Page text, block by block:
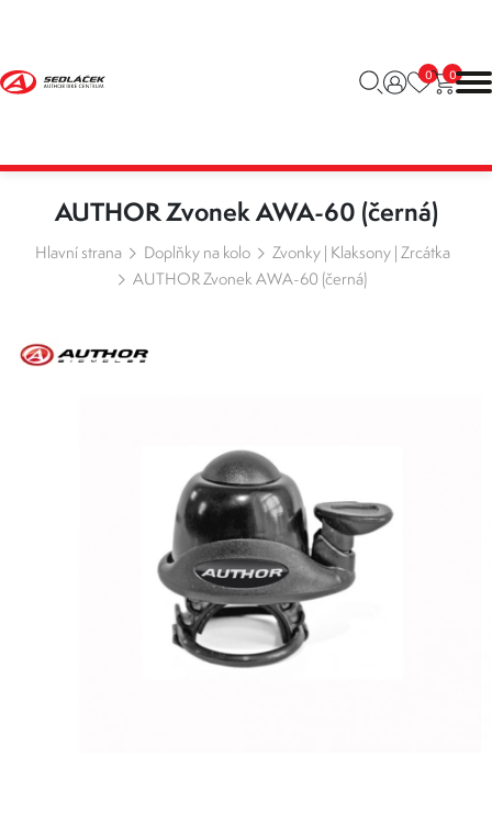
0 0
AUTHOR Zvonek AWA-60 (černá)
Hlavní strana Doplňky na kolo
Zvonky | Klaksony | Zrcátka
AUTHOR Zvonek AWA-60 (černá)